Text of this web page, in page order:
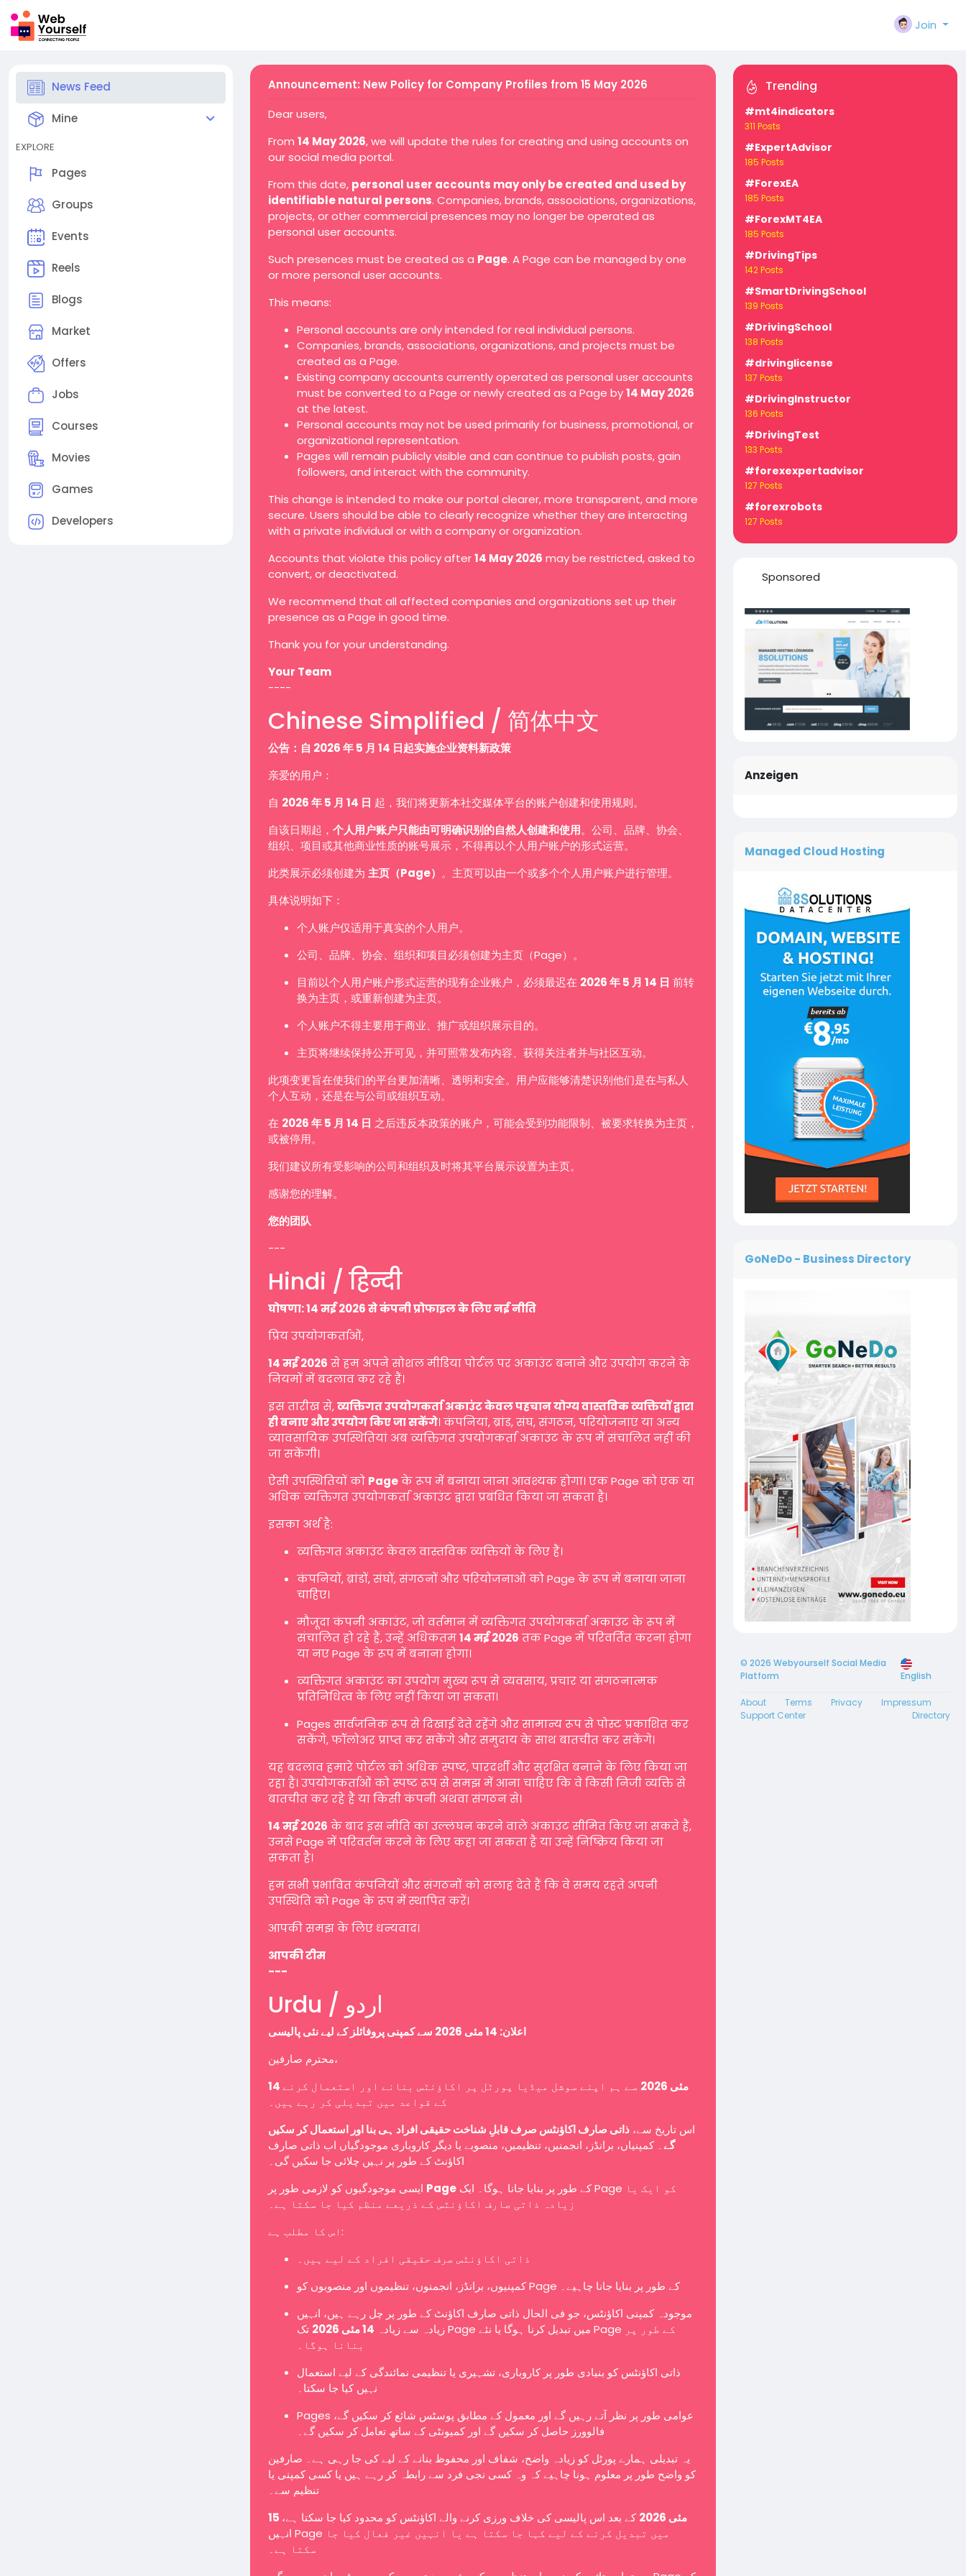
Join
News Feed
Mine
EXPLORE
Pages
Groups
Events
Reels
Blogs
Market
Offers
Jobs
Courses
Movies
Games
Developers
Announcement: New Policy for Company Profiles from 15 May 2026
Dear users,
From 14 May 2026, we will update the rules for creating and using accounts on
our social media portal.
From this date, personal user accounts may only be created and used by
identifiable natural persons. Companies, brands, associations, organizations,
projects, or other commercial presences may no longer be operated as
personal user accounts.
Such presences must be created as a Page. A Page can be managed by one
or more personal user accounts.
This means:
Personal accounts are only intended for real individual persons.
Companies, brands, associations, organizations, and projects must be
created as a Page.
Existing company accounts currently operated as personal user accounts
must be converted to a Page or newly created as a Page by14 May 2026
at the latest.
Personal accounts may not be used primarily for business, promotional, or
organizational representation.
Pages will remain publicly visible and can continue to publish posts, gain
followers, and interact with the community.
This change is intended to make our portal clearer, more transparent, and more
secure. Users should be able to clearly recognize whether they are interacting
with a private individual or with a company or organization.
Accounts that violate this policy after14 May 2026 may be restricted, asked to
convert, or deactivated.
We recommend that all affected companies and organizations set up their
presence as a Page in good time.
Thank you for your understanding.
Your Team
----
Chinese Simplified / 简体中文
公告：自 2026 年 5 月 14 日起实施企业资料新政策
亲爱的用户：
自 2026 年 5 月 14 日 起，我们将更新本社交媒体平台的账户创建和使用规则。
自该日期起， 个人用户账户只能由可明确识别的自然人创建和使用。公司、品牌、协会、
组织、项目或其他商业性质的账号展示，不得再以个人用户账户的形式运营。
此类展示必须创建为 主页（Page） 。主页可以由一个或多个个人用户账户进行管理。
具体说明如下：
个人账户仅适用于真实的个人用户。
公司、品牌、协会、组织和项目必须创建为主页（Page）。
目前以个人用户账户形式运营的现有企业账户，必须最迟在 2026 年 5 月 14 日 前转
换为主页，或重新创建为主页。
个人账户不得主要用于商业、推广或组织展示目的。
主页将继续保持公开可见，并可照常发布内容、获得关注者并与社区互动。
此项变更旨在使我们的平台更加清晰、透明和安全。用户应能够清楚识别他们是在与私人
个人互动，还是在与公司或组织互动。
在 2026 年 5 月 14 日 之后违反本政策的账户，可能会受到功能限制、被要求转换为主页，
或被停用。
我们建议所有受影响的公司和组织及时将其平台展示设置为主页。
感谢您的理解。
您的团队
---
Hindi / हिन्दी
घोषणा: 14 मई 2026 से कंपनी प्रोफाइल के लिए नई नीति
प्रिय उपयोगकर्ताओं,
14 मई 2026 से हम अपने सोशल मीडिया पोर्टल पर अकाउंट बनाने और उपयोग करने के
नियमों में बदलाव कर रहे हैं।
इस तारीख से,व्यक्तिगत उपयोगकर्ता अकाउंट केवल पहचान योग्य वास्तविक व्यक्तियों द्वारा
ही बनाए और उपयोग किए जा सकेंगे। कंपनियां, ब्रांड, संघ, संगठन, परियोजनाएं या अन्य
व्यावसायिक उपस्थितियां अब व्यक्तिगत उपयोगकर्ता अकाउंट के रूप में संचालित नहीं की
जा सकेंगी।
ऐसी उपस्थितियों को Pageके रूप में बनाया जाना आवश्यक होगा। एक Page को एक या
अधिक व्यक्तिगत उपयोगकर्ता अकाउंट द्वारा प्रबंधित किया जा सकता है।
इसका अर्थ है:
व्यक्तिगत अकाउंट केवल वास्तविक व्यक्तियों के लिए हैं।
कंपनियों, ब्रांडों, संघों, संगठनों और परियोजनाओं को Page के रूप में बनाया जाना
चाहिए।
मौजूदा कंपनी अकाउंट, जो वर्तमान में व्यक्तिगत उपयोगकर्ता अकाउंट के रूप में
संचालित हो रहे हैं, उन्हें अधिकतम14 मई 2026 तक Page में परिवर्तित करना होगा
या नए Page के रूप में बनाना होगा।
व्यक्तिगत अकाउंट का उपयोग मुख्य रूप से व्यवसाय, प्रचार या संगठनात्मक
प्रतिनिधित्व के लिए नहीं किया जा सकता।
Pages सार्वजनिक रूप से दिखाई देते रहेंगे और सामान्य रूप से पोस्ट प्रकाशित कर
सकेंगे, फॉलोअर प्राप्त कर सकेंगे और समुदाय के साथ बातचीत कर सकेंगे।
यह बदलाव हमारे पोर्टल को अधिक स्पष्ट, पारदर्शी और सुरक्षित बनाने के लिए किया जा
रहा है। उपयोगकर्ताओं को स्पष्ट रूप से समझ में आना चाहिए कि वे किसी निजी व्यक्ति से
बातचीत कर रहे हैं या किसी कंपनी अथवा संगठन से।
14 मई 2026 के बाद इस नीति का उल्लंघन करने वाले अकाउंट सीमित किए जा सकते हैं,
उनसे Page में परिवर्तन करने के लिए कहा जा सकता है या उन्हें निष्क्रिय किया जा
सकता है।
हम सभी प्रभावित कंपनियों और संगठनों को सलाह देते हैं कि वे समय रहते अपनी
उपस्थिति को Page के रूप में स्थापित करें।
आपकी समझ के लिए धन्यवाद।
आपकी टीम
---
Urdu / اردو
اعلان: 14 مئی 2026 سے کمپنی پروفائلز کے لیے نئی پالیسی
محترم صارفین،
14 مئی 2026
سے ہم اپنے سوشل میڈیا پورٹل پر اکاؤنٹس بنانے اور استعمال کرنے
کے قواعد میں تبدیلی کر رہے ہیں۔
اس تاریخ سے، ذاتی صارف اکاؤنٹس صرف قابلِ شناخت حقیقی افراد ہی بنا اور استعمال کر سکیں
گے۔ کمپنیاں، برانڈز، انجمنیں، تنظیمیں، منصوبے یا دیگر کاروباری موجودگیاں اب ذاتی صارف
اکاؤنٹ کے طور پر نہیں چلائی جا سکیں گی۔
Page
زیادہ ذاتی صارف اکاؤنٹس کے ذریعے منظم کیا جا سکتا ہے۔
اس کا مطلب ہے:
ذاتی اکاؤنٹس صرف حقیقی افراد کے لیے ہیں۔
کمپنیوں، برانڈز، انجمنوں، تنظیموں اور منصوبوں کو Page کے طور پر بنایا جانا چاہیے۔
موجودہ کمپنی اکاؤنٹس، جو فی الحال ذاتی صارف اکاؤنٹ کے طور پر چل رہے ہیں، انہیں
زیادہ سے زیادہ 14 مئی 2026
تک Page میں تبدیل کرنا ہوگا یا نئے Page کے طور پر
بنانا ہوگا۔
ذاتی اکاؤنٹس کو بنیادی طور پر کاروباری، تشہیری یا تنظیمی نمائندگی کے لیے استعمال
نہیں کیا جا سکتا۔
Pages عوامی طور پر نظر آتے رہیں گے اور معمول کے مطابق پوسٹس شائع کر سکیں گے،
فالوورز حاصل کر سکیں گے اور کمیونٹی کے ساتھ تعامل کر سکیں گے۔
یہ تبدیلی ہمارے پورٹل کو زیادہ واضح، شفاف اور محفوظ بنانے کے لیے کی جا رہی ہے۔ صارفین
کو واضح طور پر معلوم ہونا چاہیے کہ وہ کسی نجی فرد سے رابطہ کر رہے ہیں یا کسی کمپنی یا
تنظیم سے۔
15 مئی 2026
کے بعد اس پالیسی کی خلاف ورزی کرنے والے اکاؤنٹس کو محدود کیا جا سکتا ہے،
انہیں Page میں تبدیل کرنے کے لیے کہا جا سکتا ہے یا انہیں غیر فعال کیا جا
سکتا ہے۔
Trending
#mt4indicators
311 Posts
#ExpertAdvisor
185 Posts
#ForexEA
185 Posts
#ForexMT4EA
185 Posts
#DrivingTips
142 Posts
#SmartDrivingSchool
139 Posts
#DrivingSchool
138 Posts
#drivinglicense
137 Posts
#DrivingInstructor
136 Posts
#DrivingTest
133 Posts
#forexexpertadvisor
127 Posts
#forexrobots
127 Posts
Sponsored
Anzeigen
Managed Cloud Hosting
GoNeDo - Business Directory
© 2026 Webyourself Social Media
Platform
English
About Terms Privacy
Impressum
Support Center
Directory